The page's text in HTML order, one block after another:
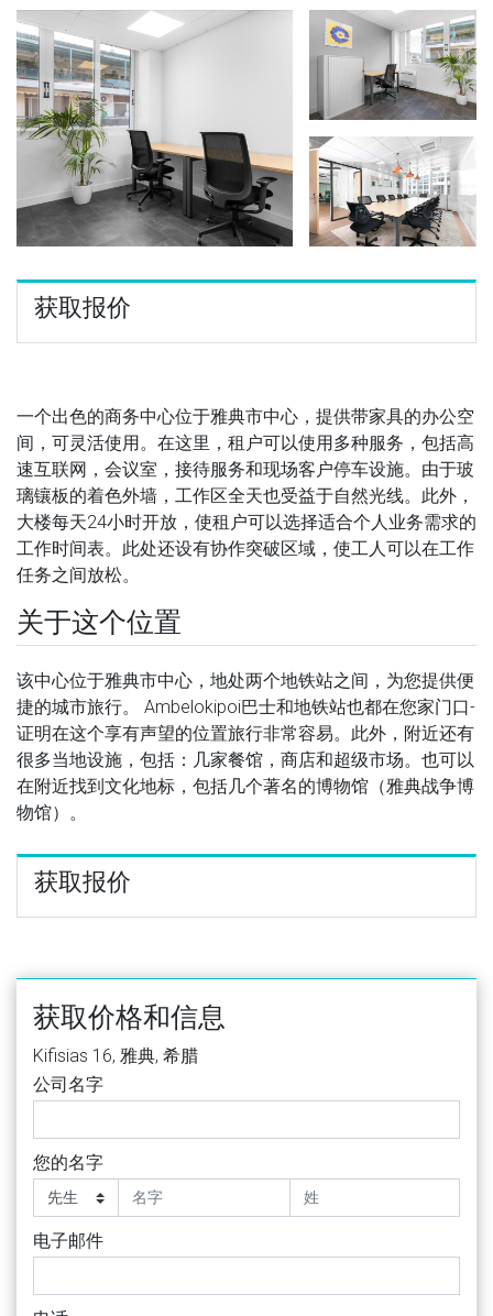
获取报价
一个出色的商务中心位于雅典市中心，提供带家具的办公空
间，可灵活使用。在这里，租户可以使用多种服务，包括高
速互联网，会议室，接待服务和现场客户停车设施。由于玻
璃镶板的着色外墙，工作区全天也受益于自然光线。此外，
大楼每天24小时开放，使租户可以选择适合个人业务需求的
工作时间表。此处还设有协作突破区域，使工人可以在工作
任务之间放松。
关于这个位置
该中心位于雅典市中心，地处两个地铁站之间，为您提供便
捷的城市旅行。 Ambelokipoi巴士和地铁站也都在您家门口-
证明在这个享有声望的位置旅行非常容易。此外，附近还有
很多当地设施，包括：几家餐馆，商店和超级市场。也可以
在附近找到文化地标，包括几个著名的博物馆（雅典战争博
物馆）。
获取报价
获取价格和信息
Kifisias 16, 雅典, 希腊
公司名字
您的名字
电子邮件